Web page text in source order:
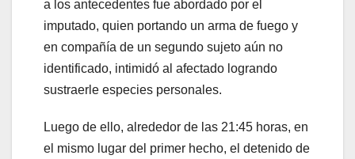
a los antecedentes fue abordado por el
imputado, quien portando un arma de fuego y
en compañía de un segundo sujeto aún no
identificado, intimidó al afectado logrando
sustraerle especies personales.
Luego de ello, alrededor de las 21:45 horas, en
el mismo lugar del primer hecho, el detenido de